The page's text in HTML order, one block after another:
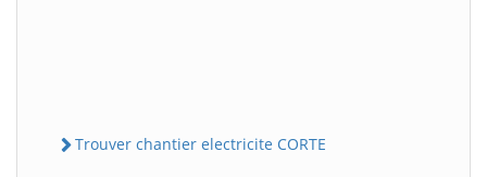
Trouver chantier electricite CORTE